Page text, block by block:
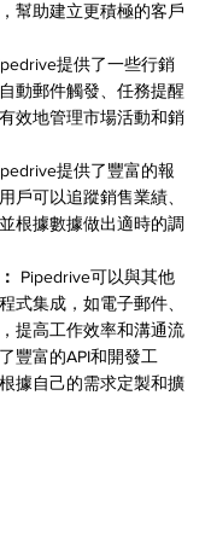
幫助建立更積極的客戶
提供了一些行銷
動郵件觸發、任務提醒
效地管理市場活動和銷
提供了豐富的報
戶可以追蹤銷售業績、
根據數據做出適時的調
Pipedrive可以與其他
式集成，如電子郵件、
提高工作效率和溝通流
豐富的API和開發工
據自己的需求定製和擴